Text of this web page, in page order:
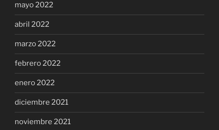
mayo 2022
abril 2022
marzo 2022
febrero 2022
enero 2022
diciembre 2021
noviembre 2021